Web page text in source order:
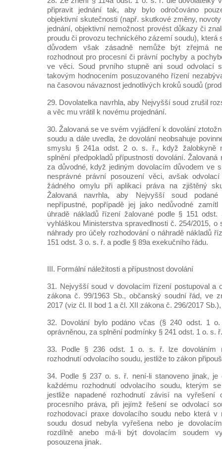
připravit jednání tak, aby bylo odročováno
objektivní skutečnosti (např. skutkové změny,
jednání, objektivní nemožnost provést důkazy či
proudu či provozu technického zázemí soudu), která
důvodem však zásadně nemůže být zřejmá
rozhodnout pro procesní či právní pochyby a
ve věci. Soud prvního stupně ani soud odvolací
takovým hodnocením posuzovaného řízení
na časovou návaznost jednotlivých kroků soudů
29. Dovolatelka navrhla, aby Nejvyšší soud zrušil
a věc mu vrátil k novému projednání.
30. Žalovaná se ve svém vyjádření k dovolání
soudu a dále uvedla, že dovolání neobsahuje
smyslu § 241a odst. 2 o. s. ř., když žalobkyně
splnění předpokladů přípustnosti dovolání. Žalovaná
za důvodné, když jediným dovolacím důvodem ve
nesprávné právní posouzení věci, avšak
žádného omylu při aplikaci práva na zjištěný
Žalovaná navrhla, aby Nejvyšší soud
nepřípustné, popřípadě jej jako nedůvodné
úhradě nákladů řízení žalované podle § 151
vyhláškou Ministerstva spravedlnosti č. 254/2015, o
náhrady pro účely rozhodování o náhradě nákladů
151 odst. 3 o. s. ř. a podle § 89a exekučního řádu.
III. Formální náležitosti a přípustnost dovolání
31. Nejvyšší soud v dovolacím řízení postupoval a
zákona č. 99/1963 Sb., občanský soudní řád, ve
2017 (viz čl. II bod 1 a čl. XII zákona č. 296/2017 Sb.),
32. Dovolání bylo podáno včas (§ 240 odst. 1
oprávněnou, za splnění podmínky § 241 odst. 1 o. s. ř.
33. Podle § 236 odst. 1 o. s. ř. lze dovoláním
rozhodnutí odvolacího soudu, jestliže to zákon
34. Podle § 237 o. s. ř. není-li stanoveno jinak, je
každému rozhodnutí odvolacího soudu, kterým
jestliže napadené rozhodnutí závisí na vyřešení
procesního práva, při jejímž řešení se odvolací
rozhodovací praxe dovolacího soudu nebo která v
soudu dosud nebyla vyřešena nebo je
rozdílně anebo má-li být dovolacím soudem
posouzena jinak.